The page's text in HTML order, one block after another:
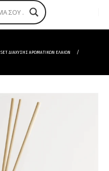
SET ΔΙΑΧΥΣΗΣ ΑΡΩΜΑΤΙΚΩΝ ΕΛΑΙΩΝ